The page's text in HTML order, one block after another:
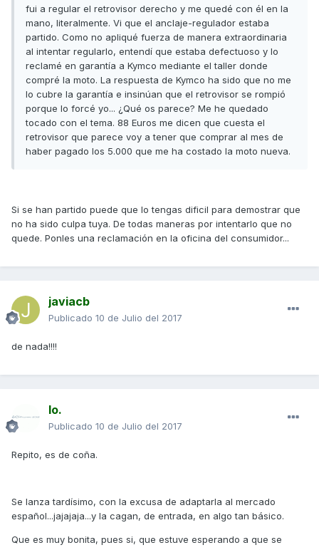
fui a regular el retrovisor derecho y me quedé con él en la
mano, literalmente. Vi que el anclaje-regulador estaba
partido. Como no apliqué fuerza de manera extraordinaria
al intentar regularlo, entendí que estaba defectuoso y lo
reclamé en garantía a Kymco mediante el taller donde
compré la moto. La respuesta de Kymco ha sido que no me
lo cubre la garantía e insinúan que el retrovisor se rompió
porque lo forcé yo... ¿Qué os parece? Me he quedado
tocado con el tema. 88 Euros me dicen que cuesta el
retrovisor que parece voy a tener que comprar al mes de
haber pagado los 5.000 que me ha costado la moto nueva.
Si se han partido puede que lo tengas dificil para demostrar que
no ha sido culpa tuya. De todas maneras por intentarlo que no
quede. Ponles una reclamación en la oficina del consumidor...
javiacb
Publicado 10 de Julio del 2017
de nada!!!!
Io.
Publicado 10 de Julio del 2017
Repito, es de coña.
Se lanza tardísimo, con la excusa de adaptarla al mercado
español...jajajaja...y la cagan, de entrada, en algo tan básico.
Que es muy bonita, pues si, que estuve esperando a que se